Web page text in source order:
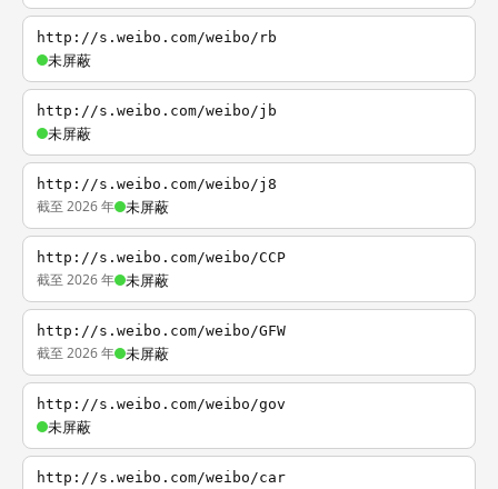
http://s.weibo.com/weibo/rb
未屏蔽
http://s.weibo.com/weibo/jb
未屏蔽
http://s.weibo.com/weibo/j8
截至 2026 年 未屏蔽
http://s.weibo.com/weibo/CCP
截至 2026 年 未屏蔽
http://s.weibo.com/weibo/GFW
截至 2026 年 未屏蔽
http://s.weibo.com/weibo/gov
未屏蔽
http://s.weibo.com/weibo/car